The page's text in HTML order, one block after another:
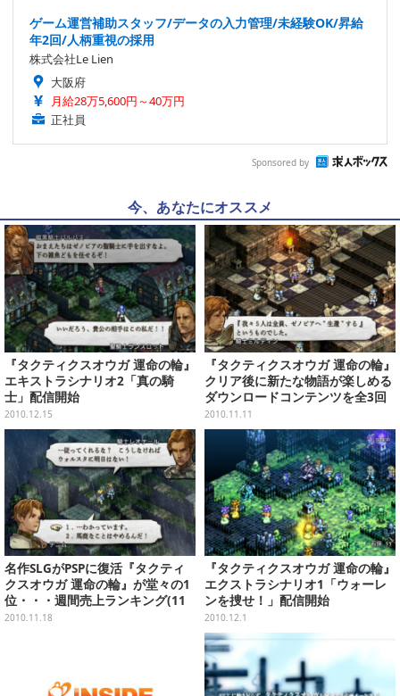
ゲーム運営補助スタッフ/データの入力管理/未経験OK/昇給
年2回/人柄重視の採用
株式会社Le Lien
大阪府
月給28万5,600円～40万円
正社員
Sponsored by
今、あなたにオススメ
『タクティクスオウガ 運命の輪』
エキストラシナリオ2「真の騎
士」配信開始
2010.12.15
『タクティクスオウガ 運命の輪』
クリア後に新たな物語が楽しめる
ダウンロードコンテンツを全3回
配信
2010.11.11
名作SLGがPSPに復活『タクティ
クスオウガ 運命の輪』が堂々の1
位・・・週間売上ランキング(11
月8日～14日)
2010.11.18
『タクティクスオウガ 運命の輪』
エクストラシナリオ1「ウォーレ
ンを捜せ！」配信開始
2010.12.1